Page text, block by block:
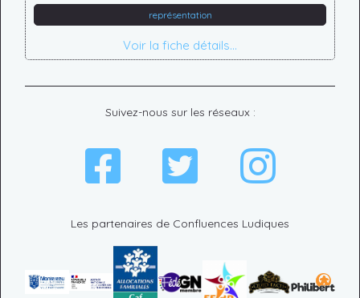
représentation
Voir la fiche détails...
Les partenaires de Confluences Ludiques
Suivez-nous sur les réseaux :